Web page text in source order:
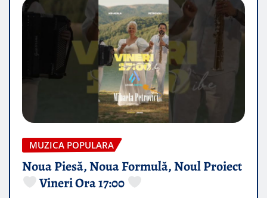
MUZICA POPULARA
Noua Piesă, Noua Formulă, Noul Proiect
Vineri Ora 17:00